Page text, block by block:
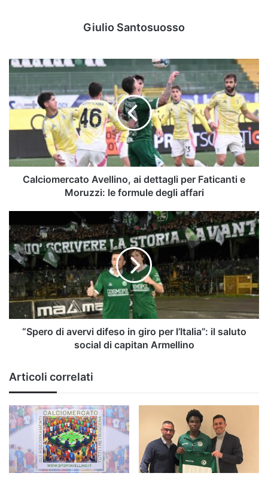
Giulio Santosuosso
Calciomercato
Avellino,
dettagli
Faticanti
le
formule
Calciomercato Avellino, ai dettagli per Faticanti e
Moruzzi: le formule degli affari
di
avervi
difeso
giro
per
l’Italia”:
il
saluto
Armellino
“Spero di avervi difeso in giro per l’Italia”: il saluto
social di capitan Armellino
Articoli correlati